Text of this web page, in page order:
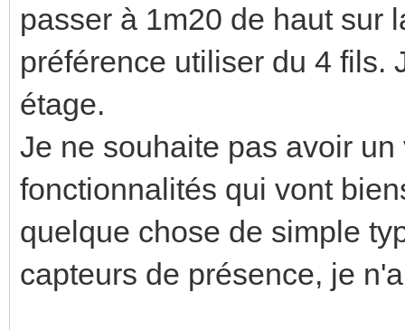
passer à 1m20 de haut sur
préférence utiliser du 4 fils.
étage.
Je ne souhaite pas avoir
fonctionnalités qui vont
quelque chose de simple
capteurs de présence, je